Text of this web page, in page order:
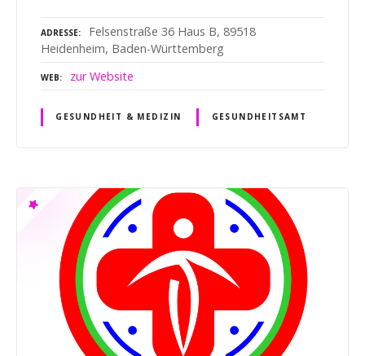
ADRESSE
Felsenstraße 36 Haus B, 89518
Heidenheim, Baden-Württemberg
WEB zur Website
GESUNDHEIT & MEDIZIN GESUNDHEITSAMT